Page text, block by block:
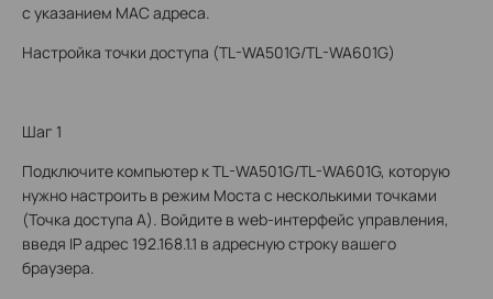
с указанием МАС адреса.
Настройка точки доступа (TL-WA501G/TL-WA601G)
Шаг 1
Подключите компьютер к TL-WA501G/TL-WA601G, которую
нужно настроить в режим Моста с несколькими точками
(Точка доступа А). Войдите в web-интерфейс управления,
введя IP адрес 192.168.1.1 в адресную строку вашего
браузера.